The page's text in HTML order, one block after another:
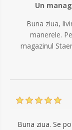
Un
Buna ziua,
manerele.
magazinul
Buna ziua. Se